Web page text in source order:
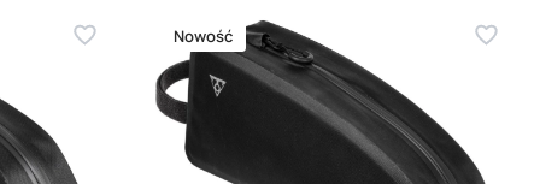
Nowość